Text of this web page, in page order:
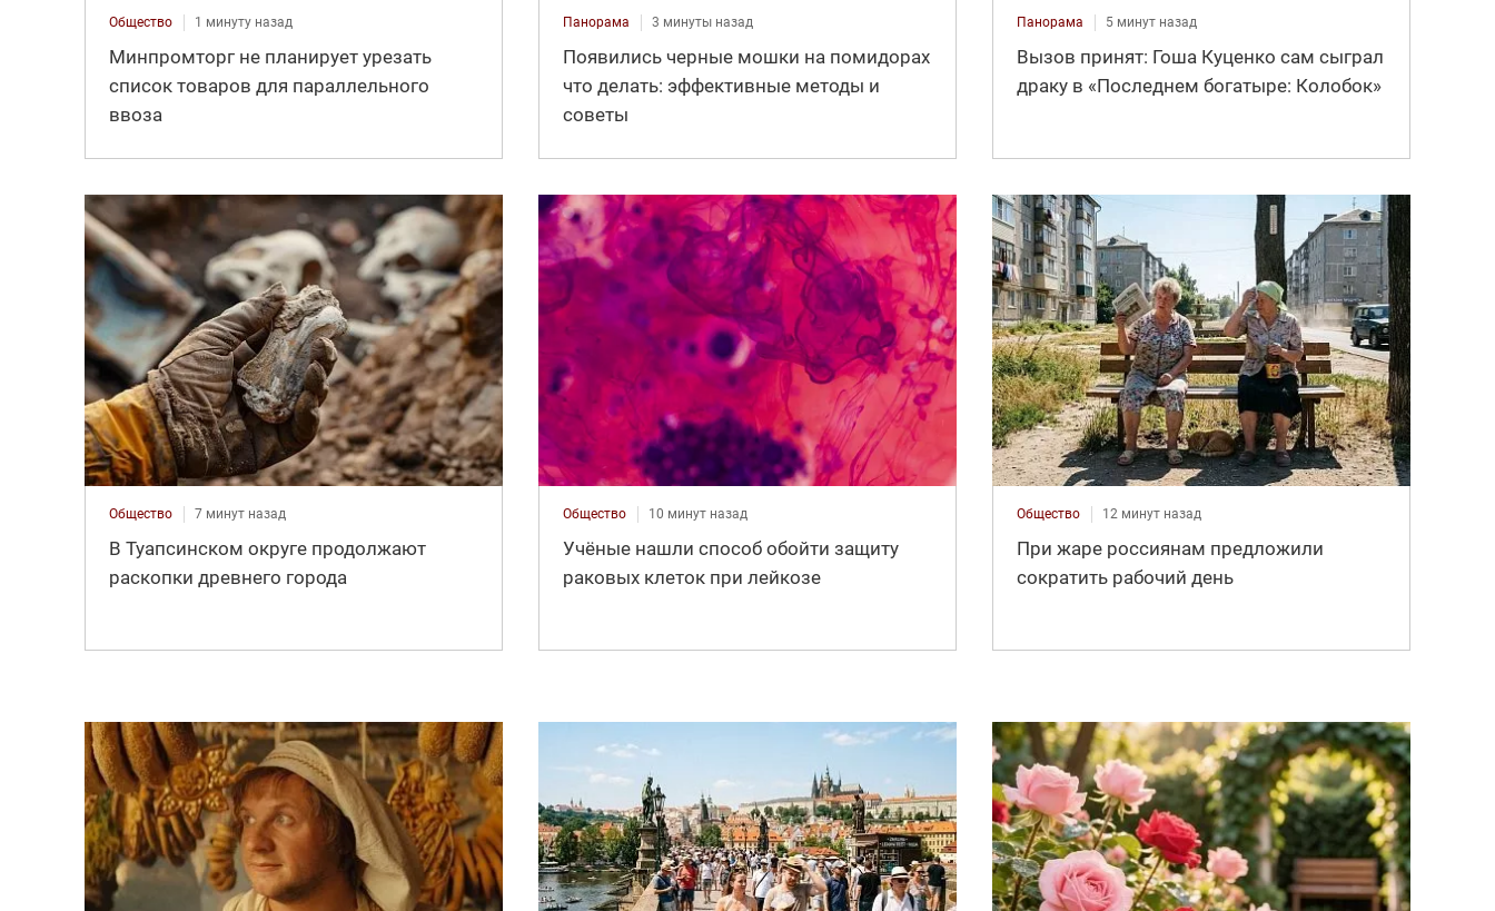
Общество 1 минуту назад
Минпромторг не планирует урезать
список товаров для параллельного
ввоза
Панорама 3 минуты назад
Появились черные мошки на помидорах
что делать: эффективные методы и
советы
Панорама 5 минут назад
Вызов принят: Гоша Куценко сам сыграл
драку в «Последнем богатыре: Колобок»
Общество 7 минут назад
В Туапсинском округе продолжают
раскопки древнего города
Общество 10 минут назад
Учёные нашли способ обойти защиту
раковых клеток при лейкозе
Общество 12 минут назад
При жаре россиянам предложили
сократить рабочий день